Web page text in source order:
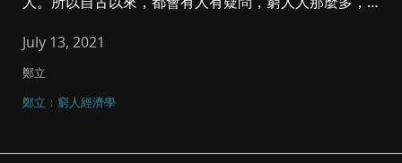
July 13, 2021
鄭立
鄭立：窮人經濟學